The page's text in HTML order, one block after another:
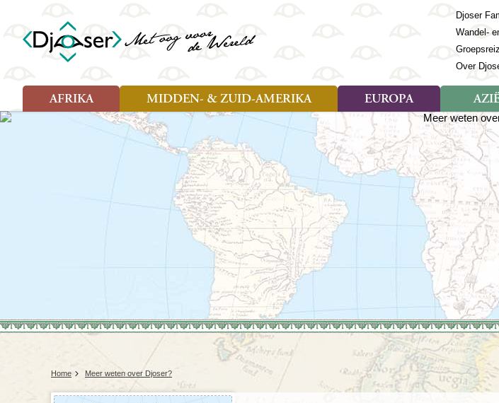
Djoser
Wandel-
Over
AFRIKA
Landen
Angola
Benin
Botswana
Egypte
Ghana
Kaapverdië
Kenia
Madagaskar
Mozambique
Namibië
Sao Tomé en Principe
Swaziland
Tanzania
Togo
Zambia
Zanzibar
Zimbabwe
MIDDEN- & ZUID-AMERIKA
Soort reizen
Rondreis (25)
Familiereis (11)
Cultuur (9)
Natuur (13)
Belize
Bolivia
Brazilië
Chili
Colombia
Costa Rica
Cuba
Ecuador
El Salvador
(Frans) Guyana
Galapagos
Guatemala
Honduras
Mexico
Nicaragua
Paaseiland
Paraguay
Suriname
EUROPA
Soort reizen
Rondreis (28)
Familiereis (11)
Fietsreis (8)
Wandelreis (23)
Soort reizen
Rondreis
Fietsreis (3)
Cultuur (28)
Natuur (16)
Nieuwe
Rondreis
dagen
Rondreis
Molukken,
Home Meer weten over Djoser?